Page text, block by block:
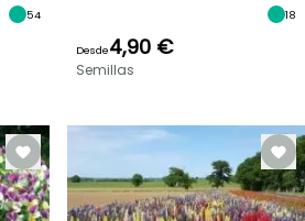
54 18
Desde4,90 €
Semillas